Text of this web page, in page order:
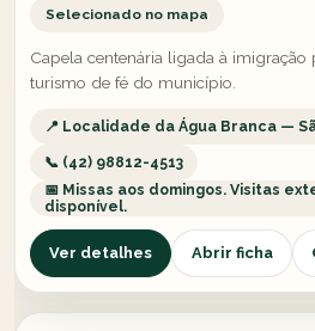
Selecionado no mapa
Capela centenária ligada à imigração
turismo de fé do município.
📍 Localidade da Água Branca —
📞 (42) 98812-4513
📅 Missas aos domingos. Visitas
disponível.
Ver detalhes Abrir ficha